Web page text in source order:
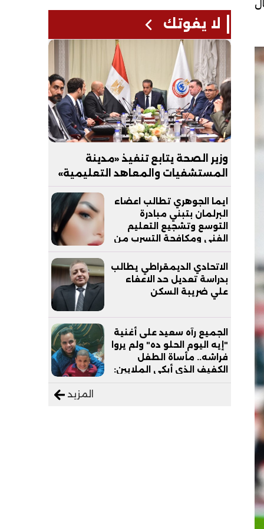
لا يفوتك
وزير الصحة يتابع تنفيذ «مدينة
المستشفيات والمعاهد التعليمية»
بالعاصمة الجديدة
ايما الجوهري تطالب اعضاء
البرلمان بتبني مبادرة
التوسع وتشجيع التعليم
الفني ومكافحة التسرب من
التعليم
الاتحادي الديمقراطي يطالب
بدراسة تعديل حد الاعفاء
علي ضريبة السكن
الجميع رآه سعيد على أغنية
"إيه اليوم الحلو ده" ولم يروا
فراشه.. مأساة الطفل
الكفيف الذي أبكى الملايين:
المزيد